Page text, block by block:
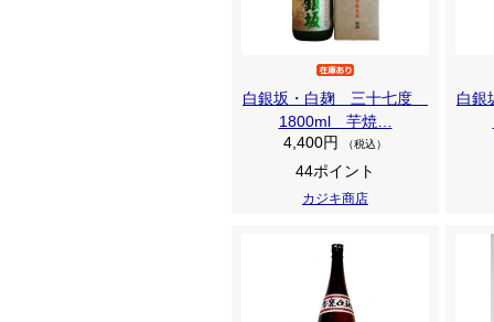
白銀坂・白麹 三十七度
1800ml 芋焼…
4,400円
（税込）
44ポイント
カジキ商店
白